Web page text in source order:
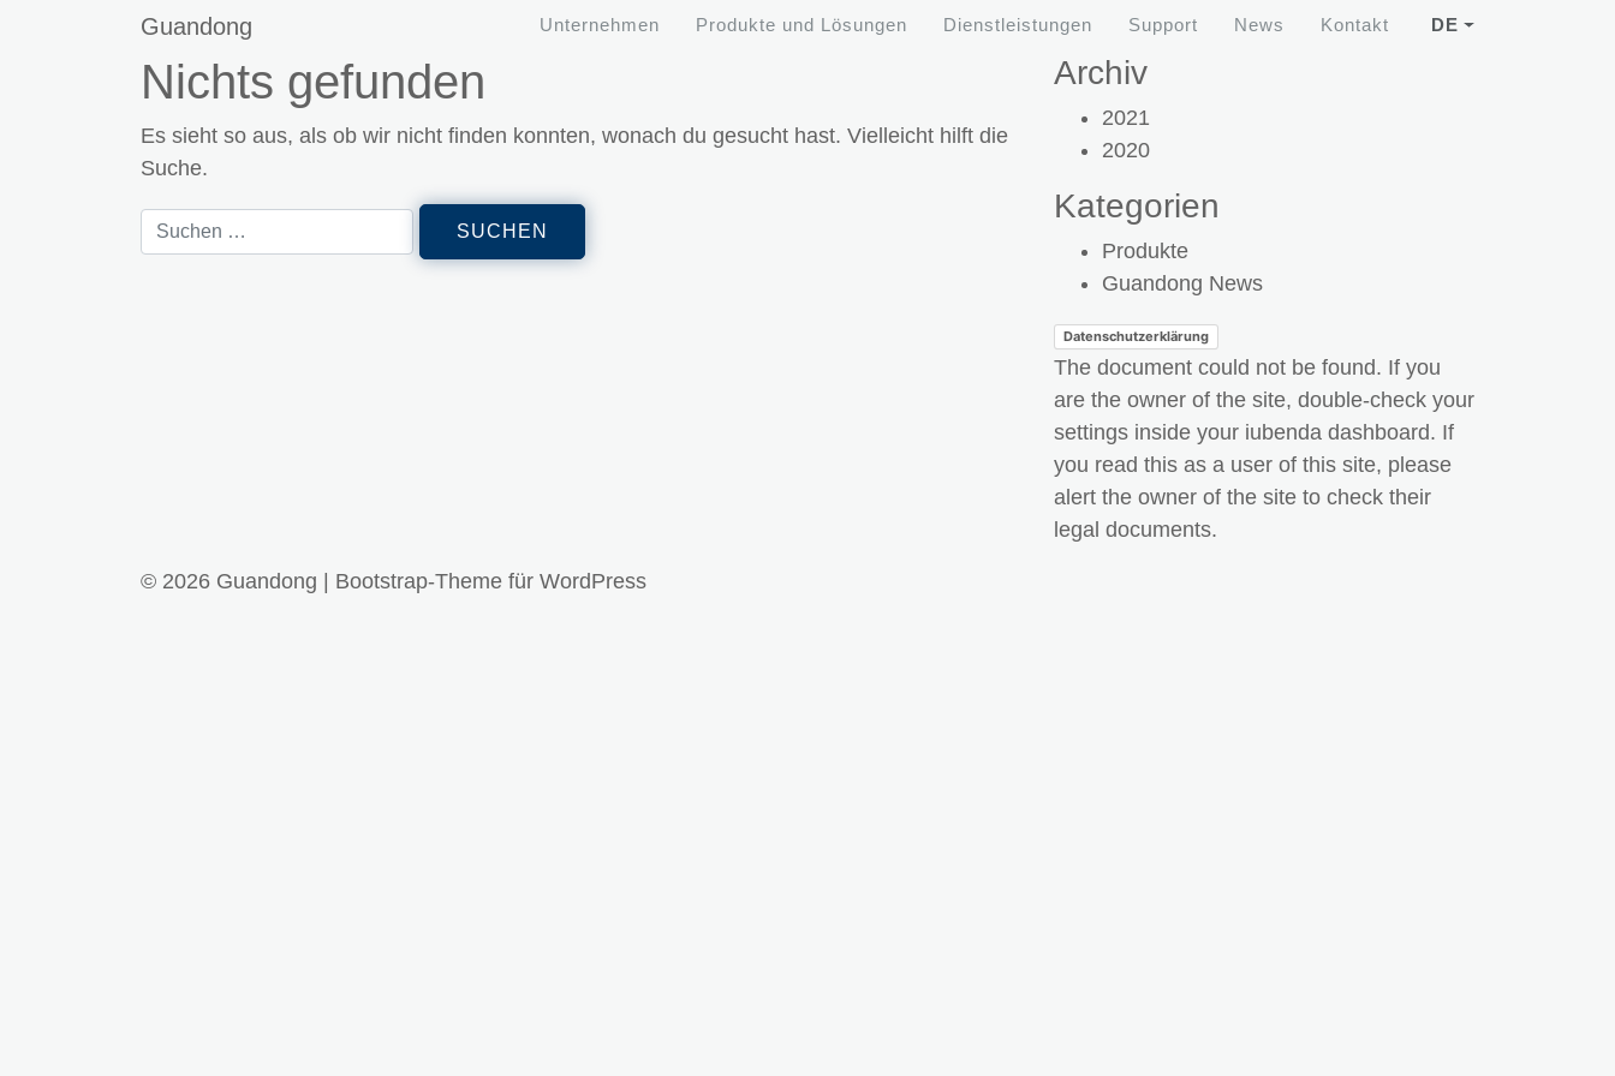
Guandong Unternehmen Produkte und Lösungen Dienstleistungen Support News Kontakt DE
Nichts gefunden
Es sieht so aus, als ob wir nicht finden konnten, wonach du gesucht hast. Vielleicht hilft die
Suche.
Archiv
2021
2020
Kategorien
Produkte
Guandong News
Datenschutzerklärung
The document could not be found. If you
are the owner of the site, double-check your
settings inside your iubenda dashboard. If
you read this as a user of this site, please
alert the owner of the site to check their
legal documents.
© 2026 Guandong Bootstrap-Theme für WordPress